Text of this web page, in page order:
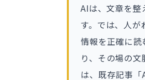
AIは、文章を整
す。では、人が
情報を正確に
り、その場の
は、既存記事